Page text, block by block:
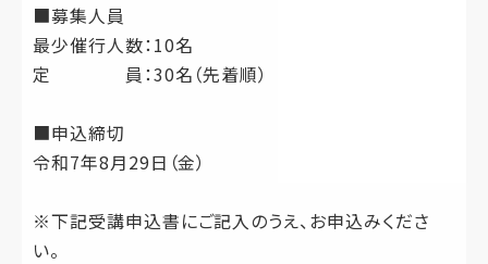
■募集人員
最少催行人数：10名
定 員：30名（先着順）
■申込締切
令和7年8月29日（金）
※下記受講申込書にご記入のうえ、お申込みくださ
い。